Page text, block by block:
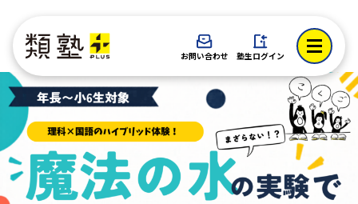
お問い合わせ 塾生ログイン